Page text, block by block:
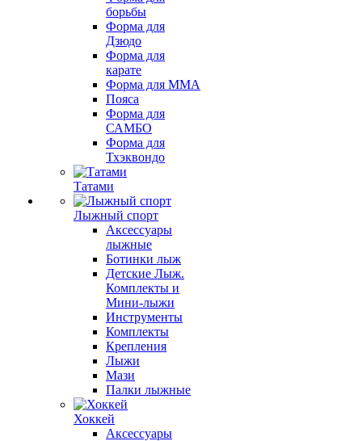
борьбы
Форма для
Дзюдо
Форма для
карате
Форма для MMA
Пояса
Форма для
САМБО
Форма для
Тхэквондо
Татами
Лыжный спорт
Аксессуары
лыжные
Ботинки лыж
Детские Лыж.
Комплекты и
Мини-лыжи
Инструменты
Комплекты
Крепления
Лыжи
Мази
Палки лыжные
Хоккей
Аксессуары